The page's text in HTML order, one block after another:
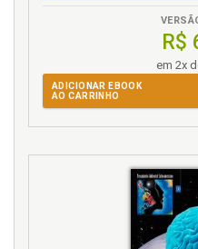
R$
em 2x
ADICIONAR EBOOK
AO CARRINHO